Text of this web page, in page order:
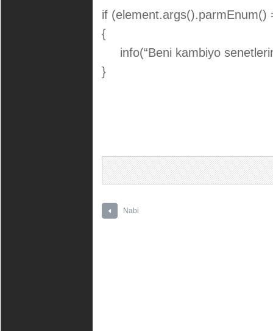
if (element.args().parmEnum()
{
info(“Beni kambiyo
}
Nabi